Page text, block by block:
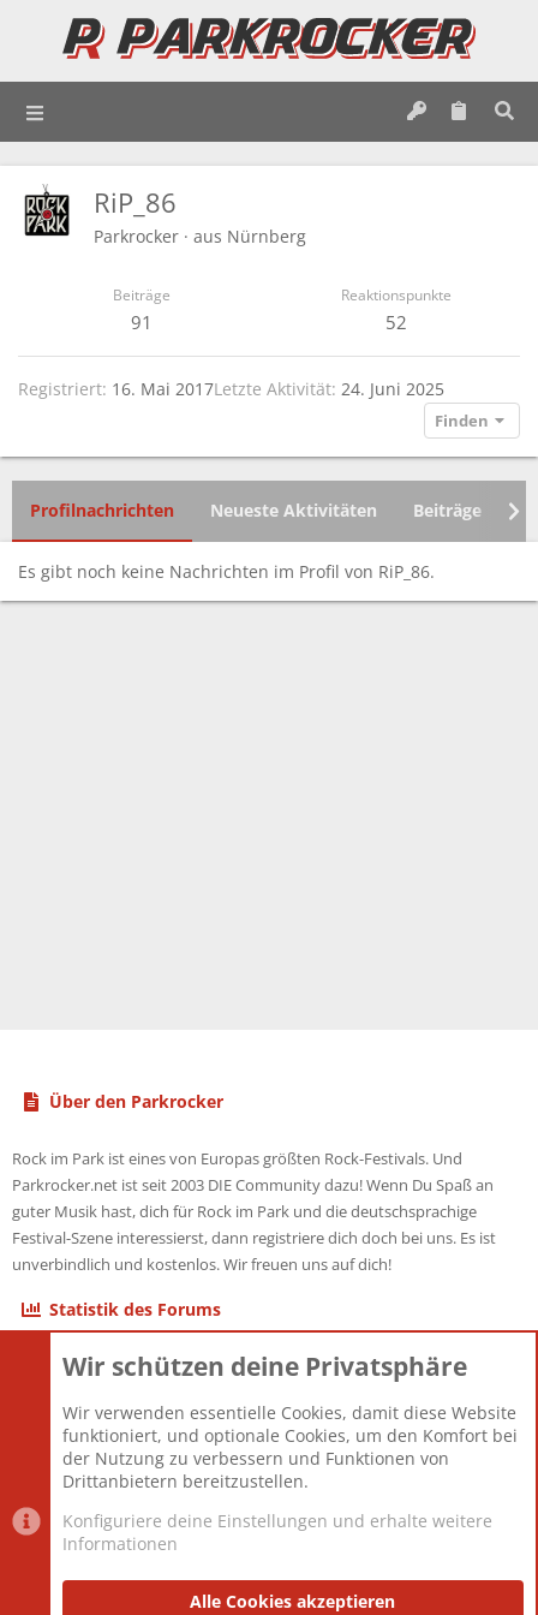
RiP_86
Parkrocker · aus Nürnberg
Beiträge
91
Reaktionspunkte
52
Registriert 16. Mai 2017Letzte Aktivität 24. Juni 2025
Finden
Profilnachrichten Neueste Aktivitäten Beiträge
Es gibt noch keine Nachrichten im Profil von RiP_86.
Über den Parkrocker
Rock im Park ist eines von Europas größten Rock-Festivals. Und
Parkrocker.net ist seit 2003 DIE Community dazu! Wenn Du Spaß an
guter Musik hast, dich für Rock im Park und die deutschsprachige
Festival-Szene interessierst, dann registriere dich doch bei uns. Es ist
unverbindlich und kostenlos. Wir freuen uns auf dich!
Statistik des Forums
Themen
Mitglieder
12.427
Neuestes Mitglied
Berlin
Datenschutzerklärung Impressum
Wir schützen deine Privatsphäre
Wir verwenden essentielle Cookies, damit diese Website
funktioniert, und optionale Cookies, um den Komfort bei
der Nutzung zu verbessern und Funktionen von
Drittanbietern bereitzustellen.
Konfiguriere deine Einstellungen und erhalte weitere
Informationen
Alle Cookies akzeptieren